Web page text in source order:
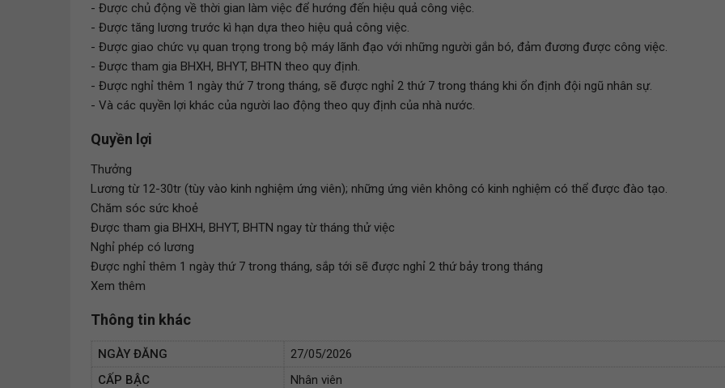
- Được chủ động về thời gian làm việc để hướng đến hiệu quả công việc.
- Được tăng lương trước kì hạn dựa theo hiệu quả công việc.
- Được giao chức vụ quan trọng trong bộ máy lãnh đạo với những người gắn bó, đảm đương được công việc.
- Được tham gia BHXH, BHYT, BHTN theo quy định.
- Được nghỉ thêm 1 ngày thứ 7 trong tháng, sẽ được nghỉ 2 thứ 7 trong tháng khi ổn định đội ngũ nhân sự.
- Và các quyền lợi khác của người lao động theo quy định của nhà nước.
Quyền lợi
Thưởng
Lương từ 12-30tr (tùy vào kinh nghiệm ứng viên); những ứng viên không có kinh nghiệm có thể được đào tạo.
Chăm sóc sức khoẻ
Được tham gia BHXH, BHYT, BHTN ngay từ tháng thử việc
Nghỉ phép có lương
Được nghỉ thêm 1 ngày thứ 7 trong tháng, sắp tới sẽ được nghỉ 2 thứ bảy trong tháng
Xem thêm
Thông tin khác
NGÀY ĐĂNG
27/05/2026
CẤP BẬC
Nhân viên